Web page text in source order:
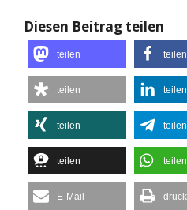
Diesen Beitrag teilen
teilen teilen
teilen teilen
teilen teilen
teilen teilen
E-Mail